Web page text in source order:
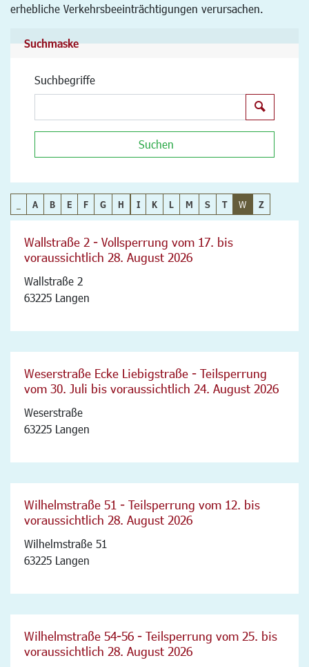
erhebliche Verkehrsbeeinträchtigungen verursachen.
Suchmaske
Suchbegriffe
Suchen
A B E F G H I K L M S T W Z
Wallstraße 2 - Vollsperrung vom 17. bis
voraussichtlich 28. August 2026
Wallstraße 2
63225 Langen
Weserstraße Ecke Liebigstraße - Teilsperrung
vom 30. Juli bis voraussichtlich 24. August 2026
Weserstraße
63225 Langen
Wilhelmstraße 51 - Teilsperrung vom 12. bis
voraussichtlich 28. August 2026
Wilhelmstraße 51
63225 Langen
Wilhelmstraße 54-56 - Teilsperrung vom 25. bis
voraussichtlich 28. August 2026